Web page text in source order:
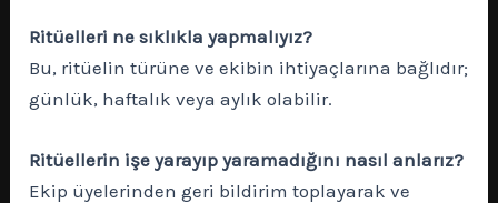
Ritüelleri ne sıklıkla yapmalıyız?
Bu, ritüelin türüne ve ekibin ihtiyaçlarına bağlıdır;
günlük, haftalık veya aylık olabilir.
Ritüellerin işe yarayıp yaramadığını nasıl anlarız?
Ekip üyelerinden geri bildirim toplayarak ve